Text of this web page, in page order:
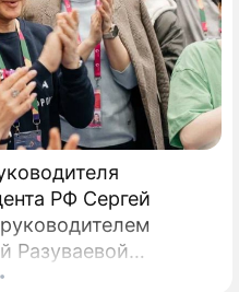
РФ Сергей
Разуваевой
Московской области